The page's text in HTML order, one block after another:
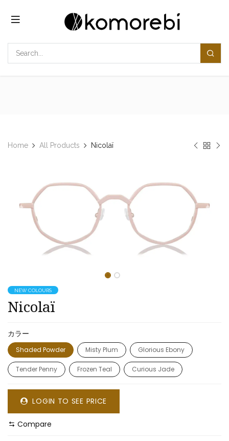
Home All Products ​​Nicolaï
NEW COLOURS
​​Nicolaï
カラー
Shaded Powder Misty Plum Glorious Ebony
Tender Penny Frozen Teal Curious Jade
LOGIN TO SEE PRICE
Compare